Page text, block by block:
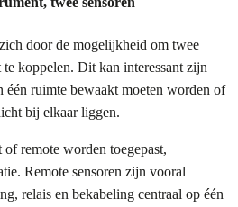
door de mogelijkheid om twee
te koppelen. Dit kan interessant zijn
één ruimte bewaakt moeten worden of
bij elkaar liggen.
remote worden toegepast,
Remote sensoren zijn vooral
relais en bekabeling centraal op één